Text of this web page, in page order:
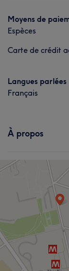
Moyens de
Espèces
Carte de crédit
Langues parlées
Français
À propos